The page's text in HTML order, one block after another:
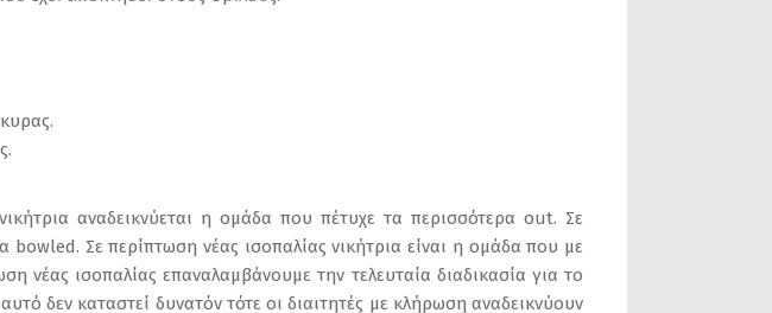
αναδεικνύεται η ομάδα που πέτυχε τα περισσότερα out. Σε
bowled. Σε περίπτωση νέας ισοπαλίας νικήτρια είναι η ομάδα που με
ισοπαλίας επαναλαμβάνουμε την τελευταία διαδικασία για το
δεν καταστεί δυνατόν τότε οι διαιτητές με κλήρωση αναδεικνύουν